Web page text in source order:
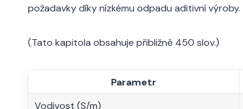
požadavky díky nízkému odpadu aditivní výroby.
(Tato kapitola obsahuje přibližně 450 slov.)
Parametr
Vodivost (S/m)